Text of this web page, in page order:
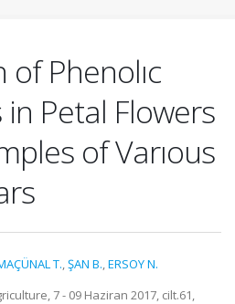
of Phenolıc
Petal Flowers
of Varıous
T.,ŞAN B.,ERSOY N.
7 - 09 Haziran 2017, cilt.61,